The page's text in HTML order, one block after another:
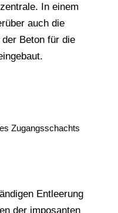
In einem
auch die
Beton für die
Zugangsschachts
Entleerung
der imposanten